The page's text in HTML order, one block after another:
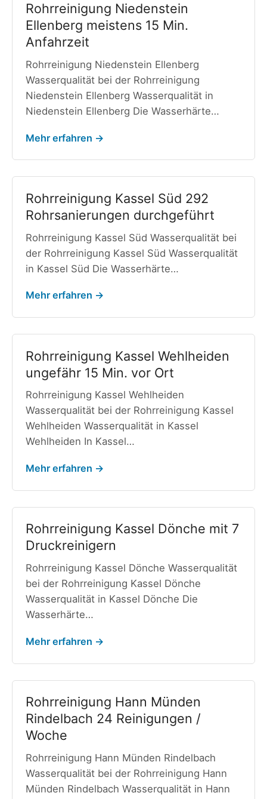
Rohrreinigung Niedenstein
Ellenberg meistens 15 Min.
Anfahrzeit
Rohrreinigung Niedenstein Ellenberg
Wasserqualität bei der Rohrreinigung
Niedenstein Ellenberg Wasserqualität in
Niedenstein Ellenberg Die Wasserhärte…
Mehr erfahren →
Rohrreinigung Kassel Süd 292
Rohrsanierungen durchgeführt
Rohrreinigung Kassel Süd Wasserqualität bei
der Rohrreinigung Kassel Süd Wasserqualität
in Kassel Süd Die Wasserhärte…
Mehr erfahren →
Rohrreinigung Kassel Wehlheiden
ungefähr 15 Min. vor Ort
Rohrreinigung Kassel Wehlheiden
Wasserqualität bei der Rohrreinigung Kassel
Wehlheiden Wasserqualität in Kassel
Wehlheiden In Kassel…
Mehr erfahren →
Rohrreinigung Kassel Dönche mit 7
Druckreinigern
Rohrreinigung Kassel Dönche Wasserqualität
bei der Rohrreinigung Kassel Dönche
Wasserqualität in Kassel Dönche Die
Wasserhärte…
Mehr erfahren →
Rohrreinigung Hann Münden
Rindelbach 24 Reinigungen /
Woche
Rohrreinigung Hann Münden Rindelbach
Wasserqualität bei der Rohrreinigung Hann
Münden Rindelbach Wasserqualität in Hann